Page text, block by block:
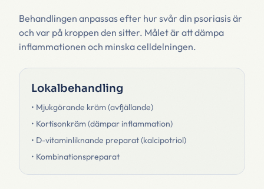
Behandlingen anpassas efter hur svår din psoriasis är
och var på kroppen den sitter. Målet är att dämpa
inflammationen och minska celldelningen.
Lokalbehandling
• Mjukgörande kräm (avfjällande)
• Kortisonkräm (dämpar inflammation)
• D-vitaminliknande preparat (kalcipotriol)
• Kombinationspreparat